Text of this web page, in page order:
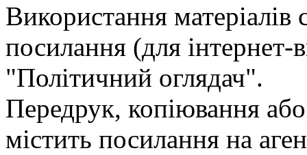
Використання
посилання (для інтернет-
"Політичний оглядач".
Передрук, копiювання
мiстить посилання на